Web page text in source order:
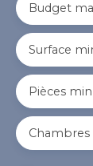
Budget
Surface
Pièces min